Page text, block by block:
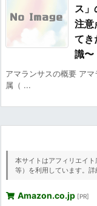
ス
注意
てき
識〜
アマランサスの概要 ア
属（ ...
本サイトはアフィリエイ
等）を利用しています。詳
Amazon.co.jp [PR]